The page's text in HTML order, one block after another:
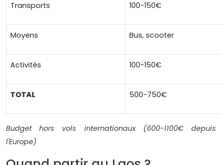
Transports 100-150€
Moyens Bus, scooter
Activités 100-150€
TOTAL 500-750€
Budget hors vols internationaux (600-1100€ depuis
l'Europe)